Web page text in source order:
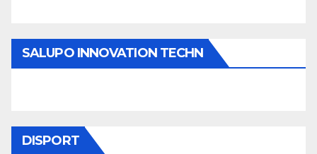
SALUPO INNOVATION TECHN
DISPORT